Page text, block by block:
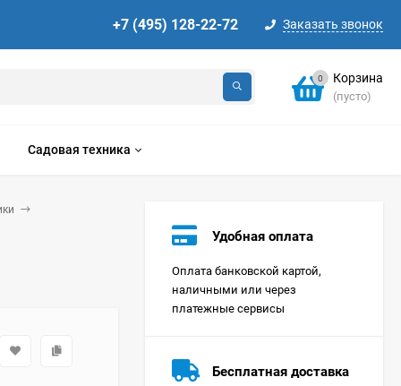
+7 (495) 128-22-72 Заказать звонок
0 Корзина
(пусто)
Садовая техника
Удобная оплата
Оплата банковской картой,
наличными или через
платежные сервисы
Бесплатная доставка
Цена по